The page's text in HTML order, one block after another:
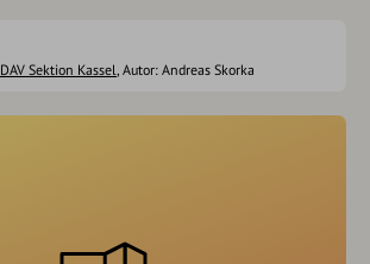
DAV Sektion Kassel, Autor: Andreas Skorka